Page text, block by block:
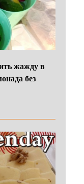
жажду в
без